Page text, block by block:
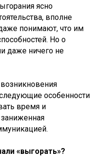
ясно
вполне
понимают, что им
Но о
даже ничего не
особенности
время и
«выгорать»?